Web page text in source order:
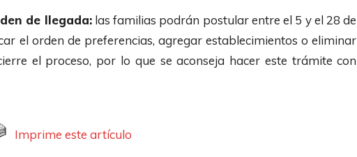
de llegada:las familias podrán postular entre el 5 y el 28 de
el orden de preferencias, agregar establecimientos o eliminar
el proceso, por lo que se aconseja hacer este trámite con
Imprime este artículo